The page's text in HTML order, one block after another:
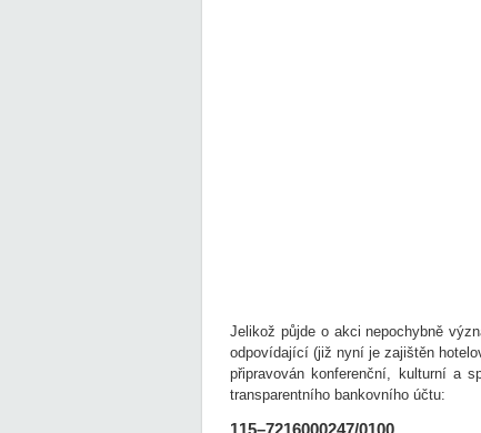
Jelikož půjde o akci nepochybně
odpovídající (již nyní je zajištěn
připravován konferenční, kulturní a
transparentního bankovního účtu: